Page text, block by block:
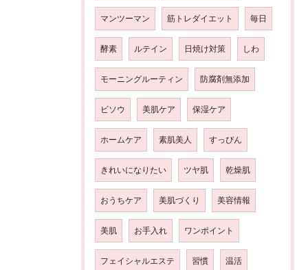
マンツーマン 筋トレダイエット 毎日
酵素 ルテイン 日焼け対策 しわ
モーニングルーティン 防腐剤無添加
ビソウ 美肌ケア 保湿ケア
ホームケア 素肌美人 すっぴん
きれいになりたい ツヤ肌 乾燥肌
おうちケア 美肌づくり 美容情報
美肌 お手入れ ワンポイント
フェイシャルエステ 習慣 温活